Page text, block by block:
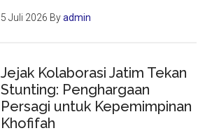
5 Juli 2026 Byadmin
Jejak Kolaborasi Jatim Tekan
Stunting: Penghargaan
Persagi untuk Kepemimpinan
Khofifah